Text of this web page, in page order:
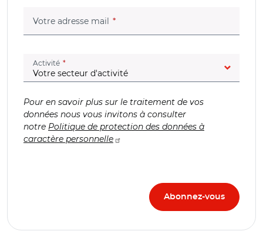
Votre adresse mail (champ obligatoire)
Activité (champ obligatoire)
Pour en savoir plus sur le traitement de vos
données nous vous invitons à consulter
notre Politique de protection des données à
caractère personnelle